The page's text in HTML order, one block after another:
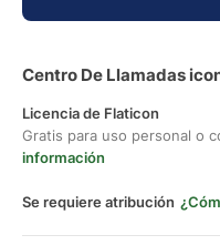
Centro De Llamadas
Licencia de Flaticon
Gratis para uso personal o
información
Se requiere atribución